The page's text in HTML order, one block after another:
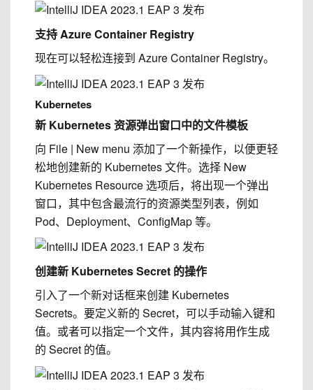
支持 Azure Container Registry
现在可以轻松连接到 Azure Container Registry。
Kubernetes
新 Kubernetes 资源弹出窗口中的文件模板
向 File | New menu 添加了一个新操作，以便更轻
松地创建新的 Kubernetes 文件。 选择 New
Kubernetes Resource 选项后，将出现一个弹出
窗口，其中包含最流行的资源类型列表，例如
Pod、Deployment、ConfigMap 等。
创建新 Kubernetes Secret 的操作
引入了一个新对话框来创建 Kubernetes
Secrets。要定义新的 Secret，可以手动输入键和
值。或者可以指定一个文件，其内容将用作生成
的 Secret 的值。